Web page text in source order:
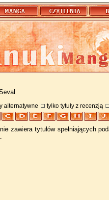
alternatywne tylko tytuły z recenzją
zawiera tytułów spełniających
.